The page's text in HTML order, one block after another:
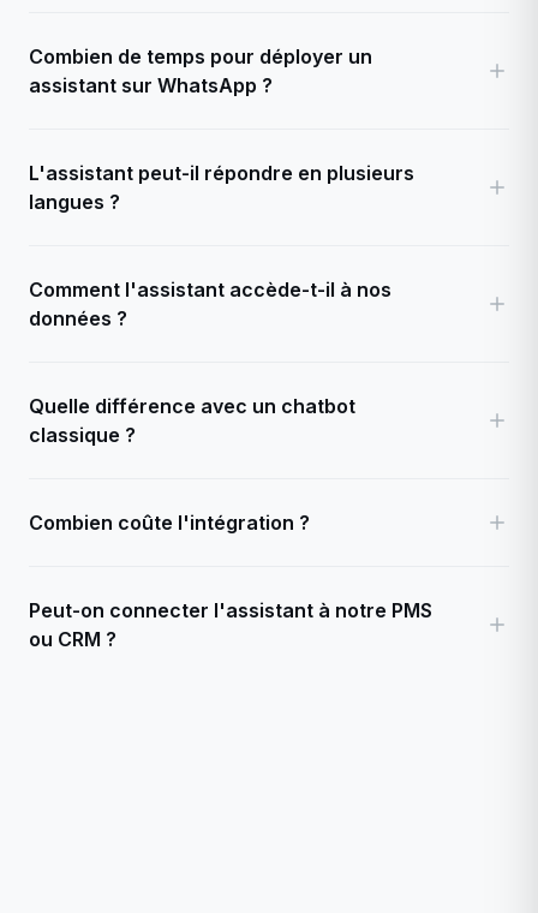
Combien de temps pour déployer un
assistant sur WhatsApp ?
L'assistant peut-il répondre en plusieurs
langues ?
Comment l'assistant accède-t-il à nos
données ?
Quelle différence avec un chatbot
classique ?
Combien coûte l'intégration ?
Peut-on connecter l'assistant à notre PMS
ou CRM ?